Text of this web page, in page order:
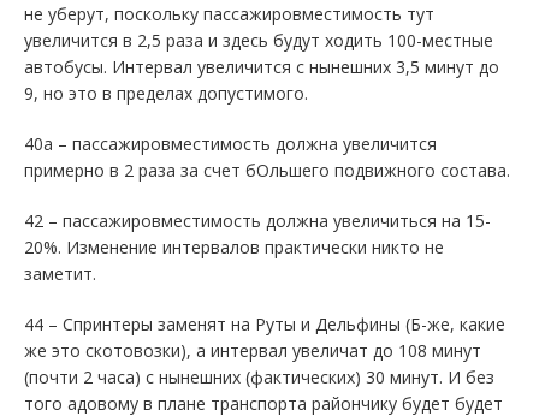
не уберут, поскольку пассажировместимость тут
увеличится в 2,5 раза и здесь будут ходить 100-местные
автобусы. Интервал увеличится с нынешних 3,5 минут до
9, но это в пределах допустимого.
40а – пассажировместимость должна увеличится
примерно в 2 раза за счет бОльшего подвижного состава.
42 – пассажировместимость должна увеличиться на 15-
20%. Изменение интервалов практически никто не
заметит.
44 – Спринтеры заменят на Руты и Дельфины (Б-же, какие
же это скотовозки), а интервал увеличат до 108 минут
(почти 2 часа) с нынешних (фактических) 30 минут. И без
того адовому в плане транспорта райончику будет будет